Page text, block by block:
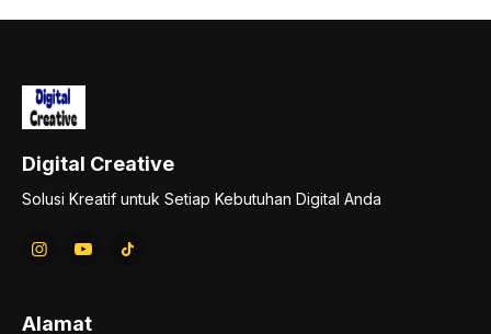
Digital Creative
Solusi Kreatif untuk Setiap Kebutuhan Digital Anda
Alamat